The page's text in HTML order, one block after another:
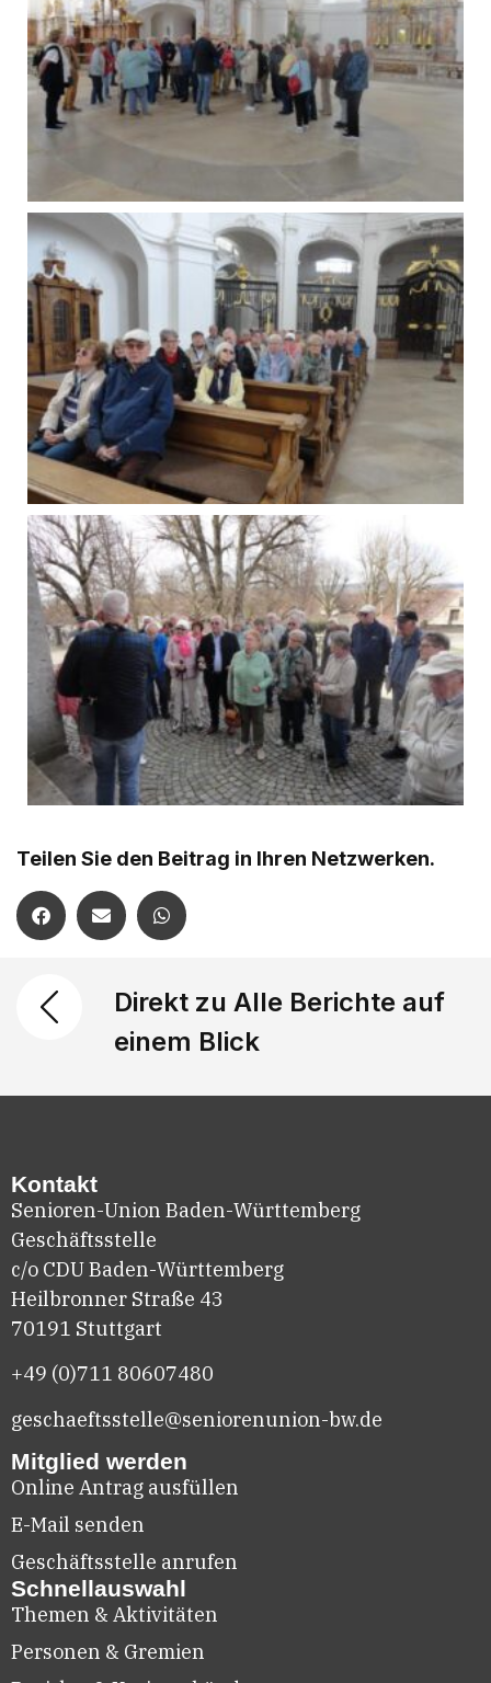
Teilen Sie den Beitrag in Ihren Netzwerken.
Direkt zu Alle Berichte auf
einem Blick
Kontakt
Senioren-Union Baden-Württemberg
Geschäftsstelle
c/o CDU Baden-Württemberg
Heilbronner Straße 43
70191 Stuttgart
+49 (0)711 80607480
geschaeftsstelle@seniorenunion-bw.de
Mitglied werden
Online Antrag ausfüllen
E-Mail senden
Geschäftsstelle anrufen
Schnellauswahl
Themen & Aktivitäten
Personen & Gremien